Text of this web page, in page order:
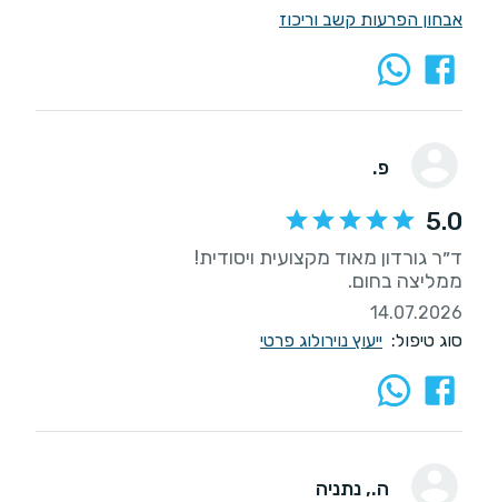
אבחון הפרעות קשב וריכוז
פ.
5.0
ממליצה בחום.
14.07.2026
סוג טיפול: ייעוץ נוירולוג פרטי
ה., נתניה